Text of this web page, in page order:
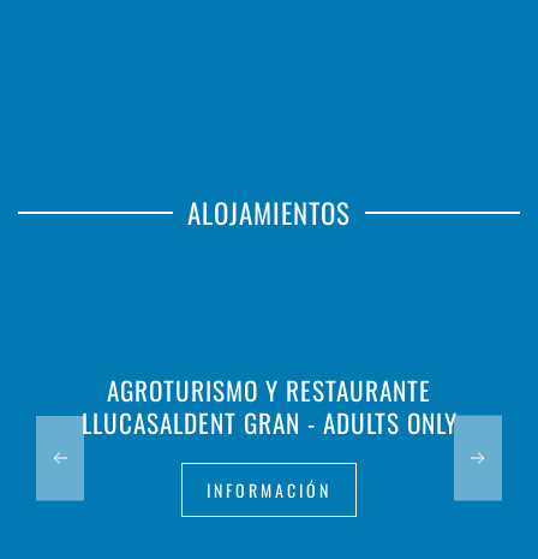
ALOJAMIENTOS
AGROTURISMO Y RESTAURANTE
LLUCASALDENT GRAN - ADULTS ONLY
INFORMACIÓN